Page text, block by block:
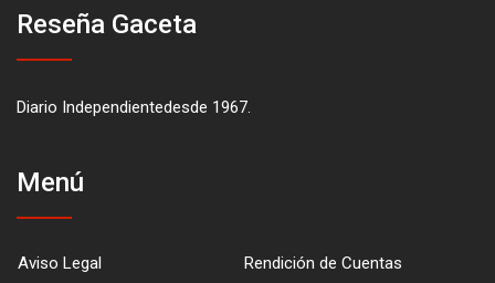
Reseña Gaceta
Diario Independientedesde 1967.
Menú
Aviso Legal
Rendición de Cuentas